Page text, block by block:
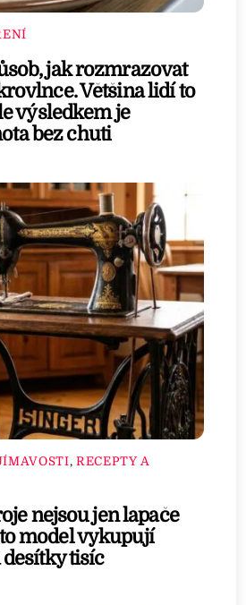
jak rozmrazovat
Většina lidí to
výsledkem je
bez chuti
, RECEPTY A
nejsou jen lapače
model vykupují
desítky tisíc